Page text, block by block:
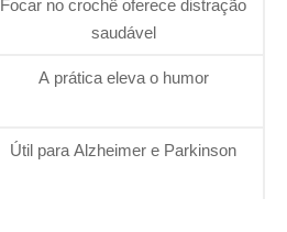
Focar no crochê oferece distração
saudável
A prática eleva o humor
Útil para Alzheimer e Parkinson